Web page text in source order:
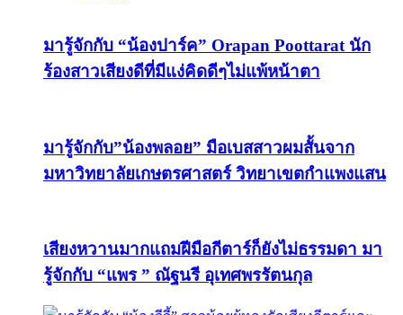
มารู้จักกับ “น้องปาร์ค” Orapan Poottarat นัก
ร้องสาวเสียงดีที่มีแง่คิดดีๆไม่แพ้หน้าตา
มารู้จักกับ”น้องพลอย” มือเบสสาวผมสั้นจาก
มหาวิทยาลัยเกษตรศาสตร์ วิทยาเขตกำแพงแสน
เสียงหวานมากแถมฝีมือกีตาร์ก็ยังไม่ธรรมดา มา
รู้จักกับ “แพร ” ณัฐนรี อุเทศพรรัตนกุล